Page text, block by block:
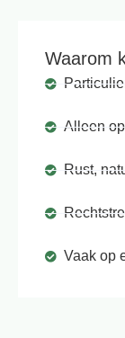
Waarom
Alleen
Rust,
Vaak op